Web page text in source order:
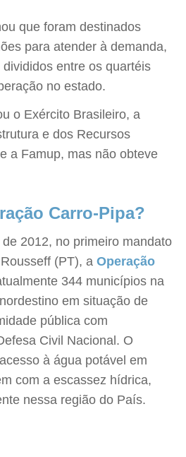
que foram destinados
para atender à demanda,
entre os quartéis
no estado.
o Exército Brasileiro, a
e dos Recursos
a Famup, mas não obteve
Carro-Pipa?
2012, no primeiro mandato
(PT), a Operação
344 municípios na
em situação de
pública com
Civil Nacional. O
à água potável em
com a escassez hídrica,
nessa região do País.